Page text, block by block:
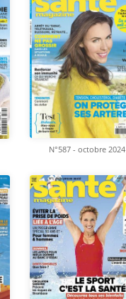
N°587 - octobre 2024